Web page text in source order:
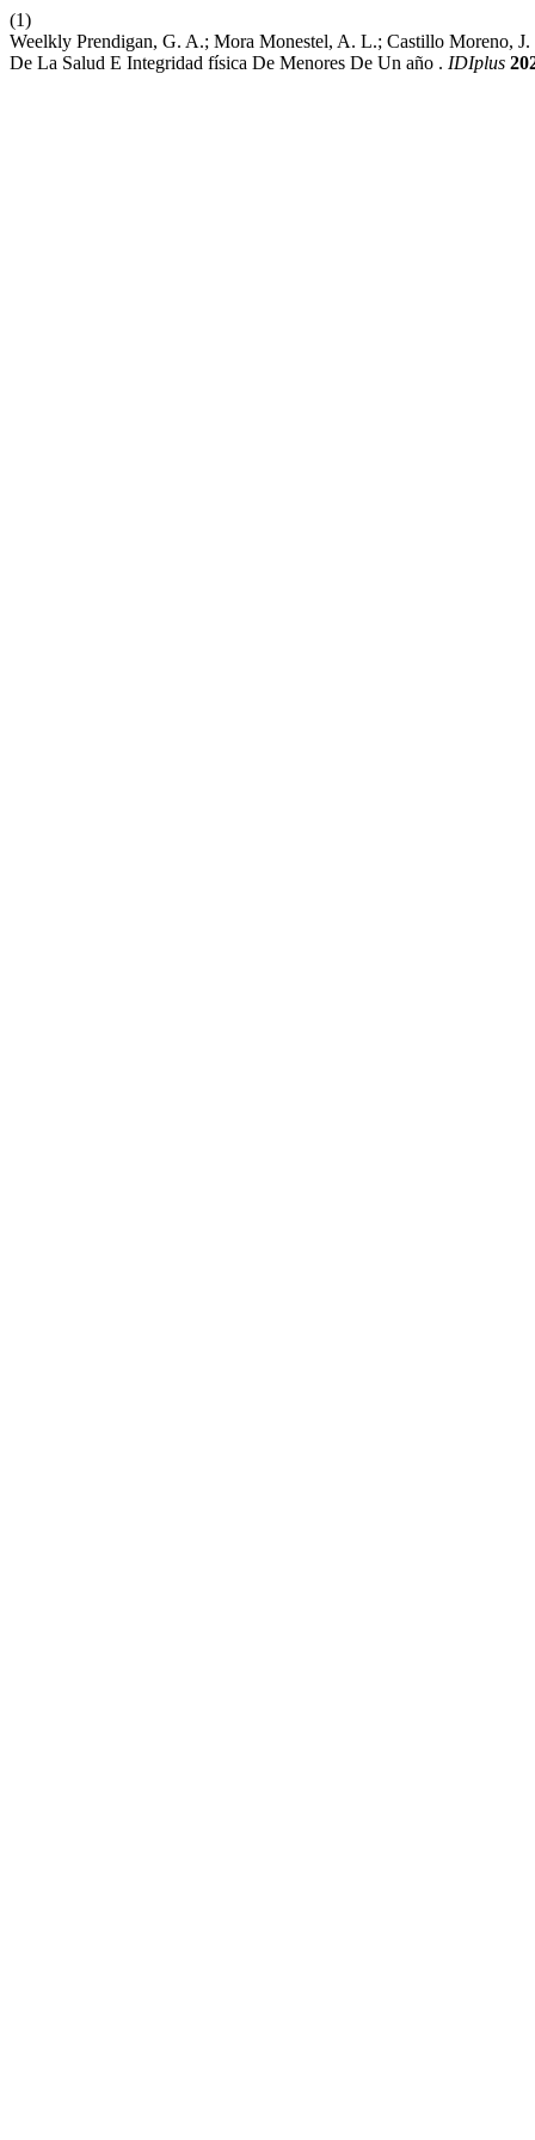
(1)
Weelkly Prendigan, G. A.; Mora Monestel, A. L.; Castillo Moreno,
De La Salud E Integridad física De Menores De Un año . IDIplus